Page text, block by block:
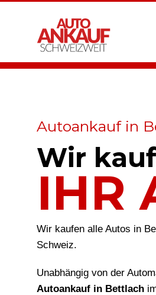
Autoankauf in
Wir
IHR
Wir kaufen alle Autos in
Schweiz.
Unabhängig von der
Autoankauf in Bettlach